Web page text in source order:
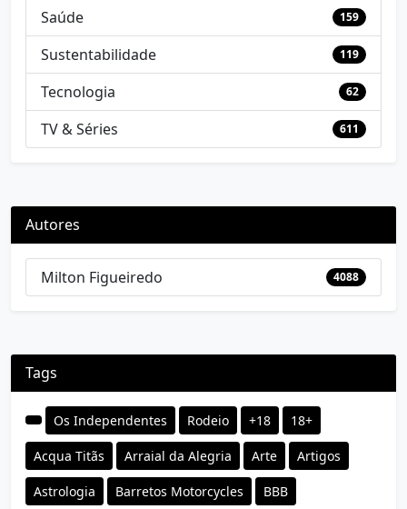
Saúde 159
Sustentabilidade 119
Tecnologia 62
TV & Séries 611
Autores
Milton Figueiredo 4088
Tags
Os Independentes Rodeio +18 18+
Acqua Titãs Arraial da Alegria Arte Artigos
Astrologia Barretos Motorcycles BBB